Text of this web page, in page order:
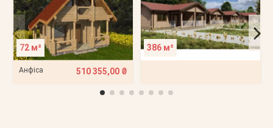
72 м²
Анфіса 510 355,00 ₴
386 м²